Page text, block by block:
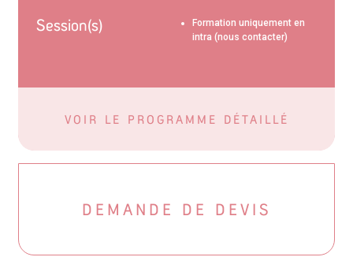
Session(s)
Formation uniquement en
intra (nous contacter)
VOIR LE PROGRAMME DÉTAILLÉ
DEMANDE DE DEVIS